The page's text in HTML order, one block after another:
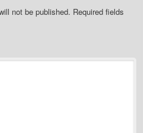
not be published. Required fields